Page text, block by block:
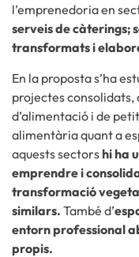
l’emprenedoria en
serveis de càterings;
transformats i
En la proposta s’ha
projectes consolidats,
d’alimentació i de
alimentària quant a
aquests sectorshi ha
emprendre i
transformació
similars. També d’
entorn professional
propis.